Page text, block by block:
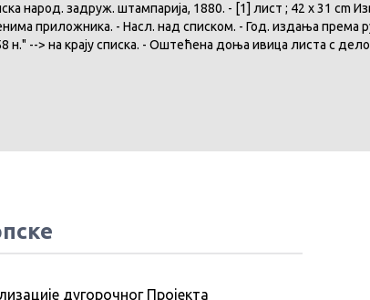
народ. задруж. штампарија, 1880. - [1] лист ; 42 x 31 cm
приложника. - Насл. над списком. - Год. издања према
н." --> на крају списка. - Оштећена доња ивица листа с
дугорочног Пројекта